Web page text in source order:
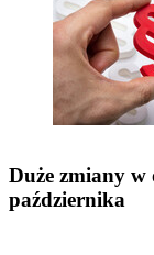
Duże zmiany
października